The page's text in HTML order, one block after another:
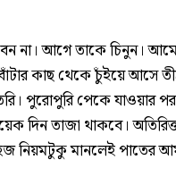
না। আগে তাকে চিনুন।
কাছ থেকে চুঁইয়ে আসে
পুরোপুরি পেকে যাওয়ার
দিন তাজা থাকবে।
নিয়মটুকু মানলেই পাতের